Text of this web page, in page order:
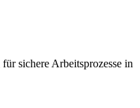
sichere Arbeitsprozesse in